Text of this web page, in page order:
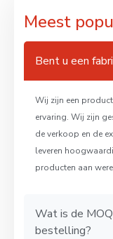
Meest
Bent u een
Wij zijn een
ervaring. Wij zijn
de verkoop en de
leveren
producten aan
Wat is de
bestelling?